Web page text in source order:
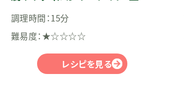
腐）
調理時間：15分
難易度：★☆☆☆☆
レシピを見る